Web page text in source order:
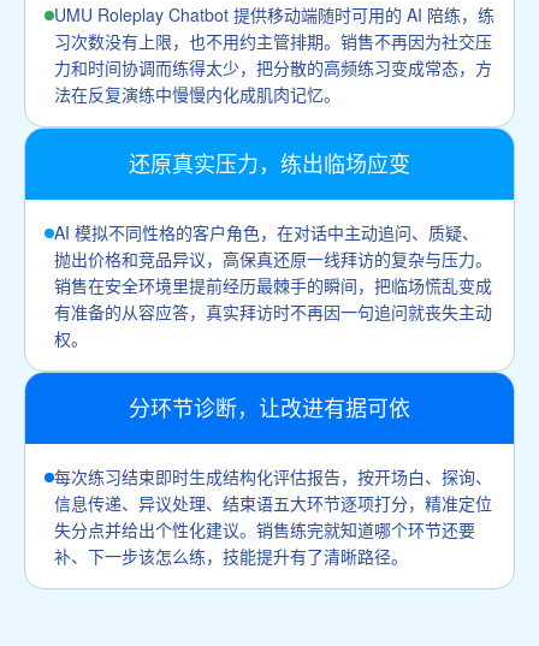
UMU Roleplay Chatbot 提供移动端随时可用的 AI 陪练，练
习次数没有上限，也不用约主管排期。销售不再因为社交压
力和时间协调而练得太少，把分散的高频练习变成常态，方
法在反复演练中慢慢内化成肌肉记忆。
还原真实压力，练出临场应变
AI 模拟不同性格的客户角色，在对话中主动追问、质疑、
抛出价格和竞品异议，高保真还原一线拜访的复杂与压力。
销售在安全环境里提前经历最棘手的瞬间，把临场慌乱变成
有准备的从容应答，真实拜访时不再因一句追问就丧失主动
权。
分环节诊断，让改进有据可依
每次练习结束即时生成结构化评估报告，按开场白、探询、
信息传递、异议处理、结束语五大环节逐项打分，精准定位
失分点并给出个性化建议。销售练完就知道哪个环节还要
补、下一步该怎么练，技能提升有了清晰路径。